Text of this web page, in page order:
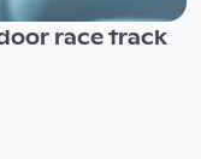
race track